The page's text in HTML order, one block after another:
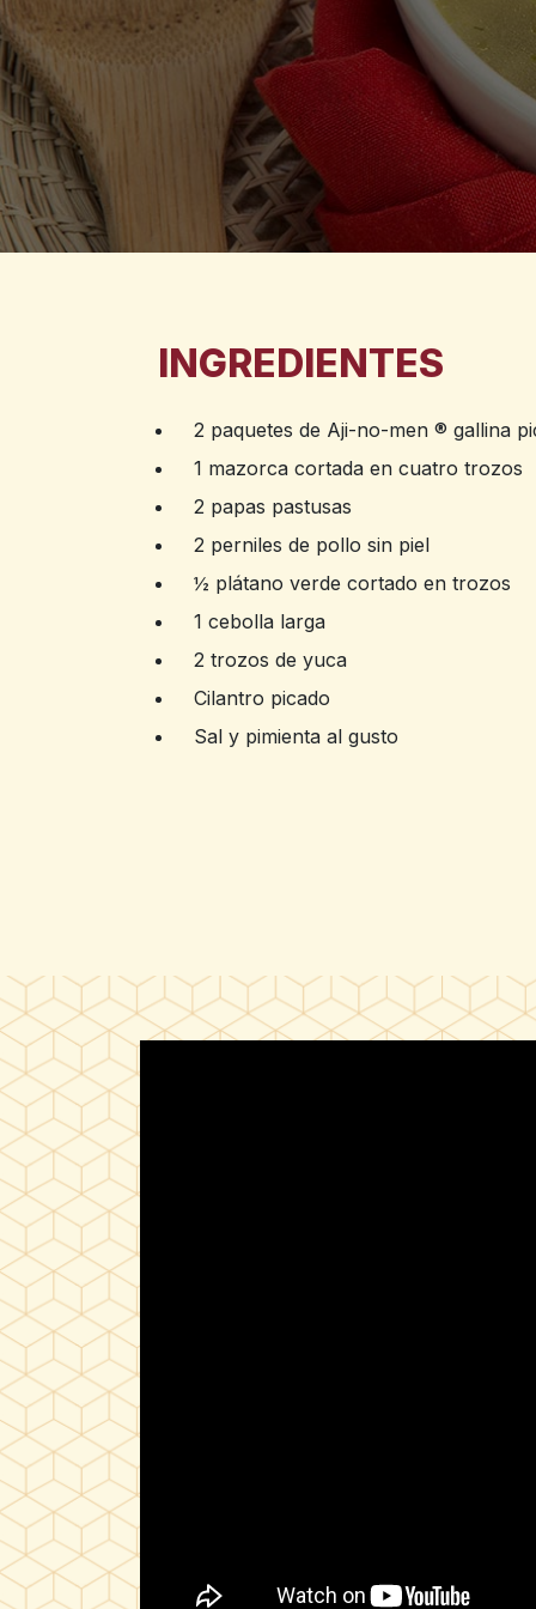
INGREDIENTES
2 paquetes de Aji-no-men ® gallina
1 mazorca cortada en cuatro trozos
2 papas pastusas
2 perniles de pollo sin piel
½ plátano verde cortado en trozos
1 cebolla larga
2 trozos de yuca
Cilantro picado
Sal y pimienta al gusto